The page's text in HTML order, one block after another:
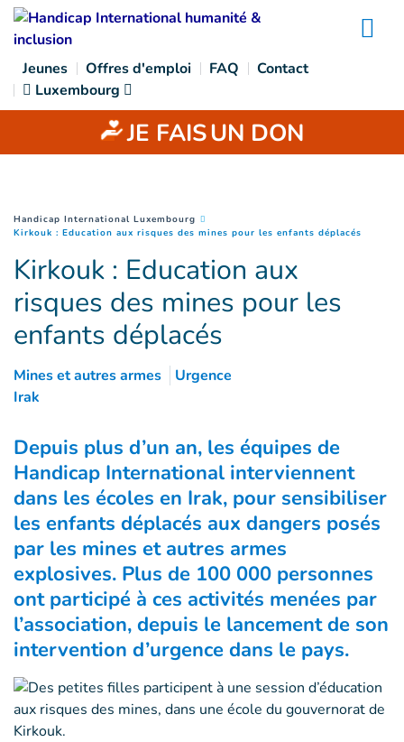
Goto main content
Jeunes Offres d'emploi FAQ
Contact
Luxembourg
JE FAISUN DON
You are here :
Handicap International Luxembourg
Kirkouk : Education aux risques des mines pour les enfants déplacés
Kirkouk : Education aux
risques des mines pour les
enfants déplacés
Mines et autres armes
Urgence
Irak
Depuis plus d’un an, les équipes de
Handicap International interviennent
dans les écoles en Irak, pour sensibiliser
les enfants déplacés aux dangers posés
par les mines et autres armes
explosives. Plus de 100 000 personnes
ont participé à ces activités menées par
l’association, depuis le lancement de son
intervention d’urgence dans le pays.